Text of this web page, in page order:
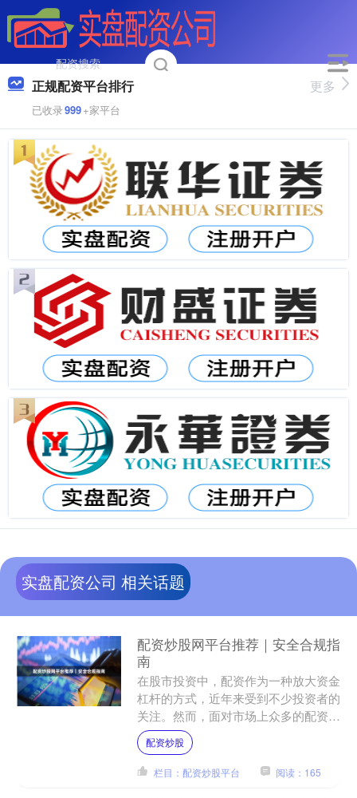
正规配资平台排行
已收录999+家平台
更多
实盘配资公司 相关话题
配资炒股网平台推荐｜安全合规指
南
在股市投资中，配资作为一种放大资金
杠杆的方式，近年来受到不少投资者的
关注。然而，面对市场上众多的配资炒
股网平台，如何选择安全合规的平台，
成为许多股民关心的问题。....
配资炒股
栏目：配资炒股平台 阅读：165